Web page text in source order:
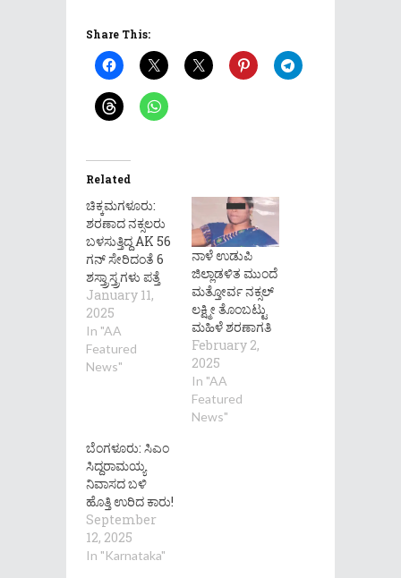
Share This:
Related
ಚಿಕ್ಕಮಗಳೂರು:
ಶರಣಾದ ನಕ್ಸಲರು
ಬಳಸುತ್ತಿದ್ದ AK 56
ಗನ್ ಸೇರಿದಂತೆ 6
ಶಸ್ತ್ರಾಸ್ತ್ರಗಳು ಪತ್ತೆ
January 11,
2025
In "AA
Featured
News"
ನಾಳೆ ಉಡುಪಿ
ಜಿಲ್ಲಾಡಳಿತ ಮುಂದೆ
ಮತ್ತೋರ್ವ ನಕ್ಸಲ್​
ಲಕ್ಷ್ಮೀ ತೊಂಬಟ್ಟು
ಮಹಿಳೆ ಶರಣಾಗತಿ
February 2,
2025
In "AA
Featured
News"
ಬೆಂಗಳೂರು: ಸಿಎಂ
ಸಿದ್ದರಾಮಯ್ಯ
ನಿವಾಸದ ಬಳಿ
ಹೊತ್ತಿ ಉರಿದ ಕಾರು!
September
12, 2025
In "Karnataka"